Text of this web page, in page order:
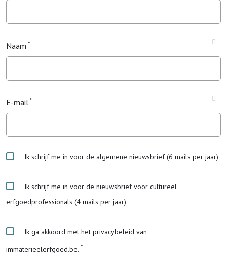
Naam
E-mail
Ik schrijf me in voor de algemene nieuwsbrief (6 mails per jaar)
Ik schrijf me in voor de nieuwsbrief voor cultureel
erfgoedprofessionals (4 mails per jaar)
Ik ga akkoord met het privacybeleid van
immaterieelerfgoed.be.